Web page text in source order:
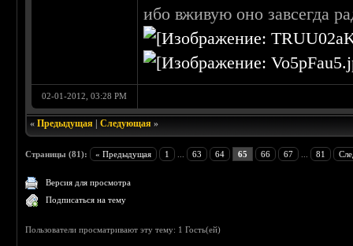
ибо вживую оно завсегда
02-01-2012, 03:28 PM
«Предыдущая |Следующая »
Страницы (81): « Предыдущая 1 63 64 65 66 67 81
Версия для просмотра
Подписаться на тему
Пользователи просматривают эту тему: 1 Гость(ей)